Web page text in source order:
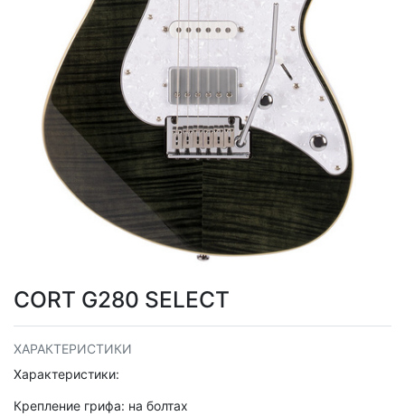
CORT G280 SELECT
ХАРАКТЕРИСТИКИ
Характеристики:
Крепление грифа: на болтах